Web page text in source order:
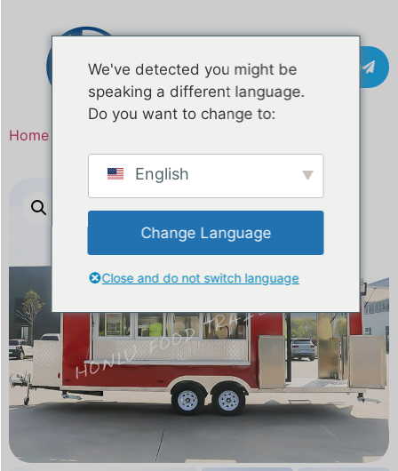
Whakapā
Home
We've detected you might be
speaking a different language.
Do you want to change to:
English
Change Language
Close and do not switch language